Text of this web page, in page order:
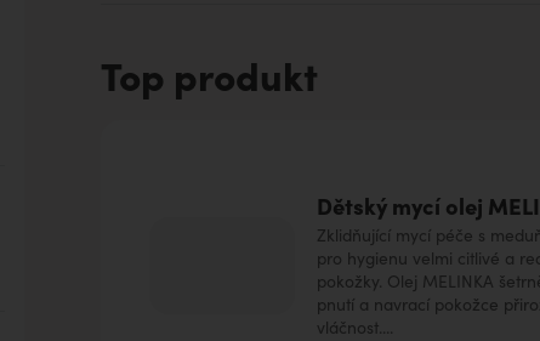
Top produkt
Dětský mycí olej
Zklidňující mycí péče s
pro hygienu velmi citlivé a
pokožky. Olej MELINKA
pnutí a navrací pokožce
vláčnost....